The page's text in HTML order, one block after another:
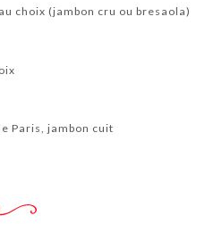
choix (jambon cru ou bresaola)
Paris, jambon cuit